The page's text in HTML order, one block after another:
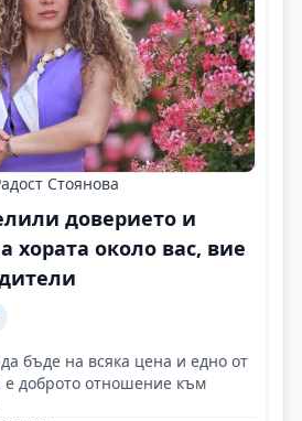
Стоянова
доверието и
хората около вас, вие
бъде на всяка цена и едно от
доброто отношение към